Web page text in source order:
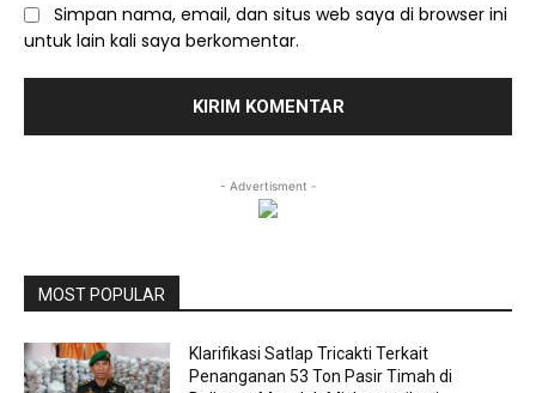
Simpan nama, email, dan situs web saya di browser ini
untuk lain kali saya berkomentar.
- Advertisment -
MOST POPULAR
Klarifikasi Satlap Tricakti Terkait
Penanganan 53 Ton Pasir Timah di